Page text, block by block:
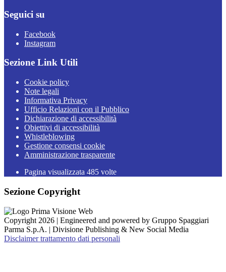
Seguici su
Facebook
Instagram
Sezione Link Utili
Cookie policy
Note legali
Informativa Privacy
Ufficio Relazioni con il Pubblico
Dichiarazione di accessibilità
Obiettivi di accessibilità
Whistleblowing
Gestione consensi cookie
Amministrazione trasparente
Pagina visualizzata 485 volte
Sezione Copyright
Copyright 2026 | Engineered and powered by Gruppo Spaggiari
Parma S.p.A. | Divisione Publishing & New Social Media
Disclaimer trattamento dati personali